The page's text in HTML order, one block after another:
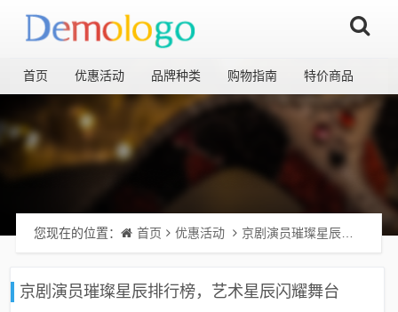
首页 优惠活动 品牌种类 购物指南 特价商品
您现在的位置： 首页 优惠活动 京剧演员璀璨星辰排行榜，艺术星辰闪耀舞台
京剧演员璀璨星辰排行榜，艺术星辰闪耀舞台